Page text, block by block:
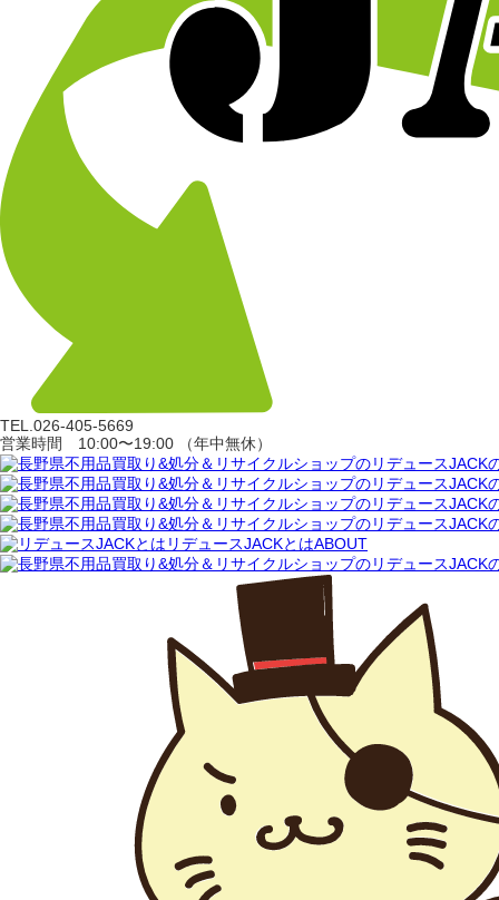
TEL. 026-405-5669
営業時間 10:00〜19:00 （年中無休）
リデュースJACKとはABOUT